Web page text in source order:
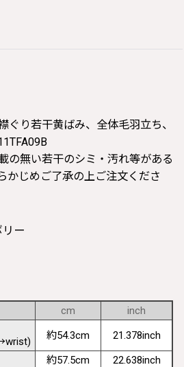
ぐり若干黄ばみ、全体毛羽立ち、
の無い若干のシミ・汚れ等がある
かじめご了承の上ご注文くださ
リー
cm
inch
約54.3cm
21.378inch
約57.5cm
22.638inch